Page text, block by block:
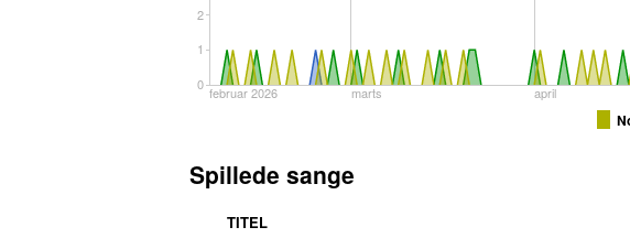
februar 2026 marts april
0
1
2
Spillede sange
TITEL